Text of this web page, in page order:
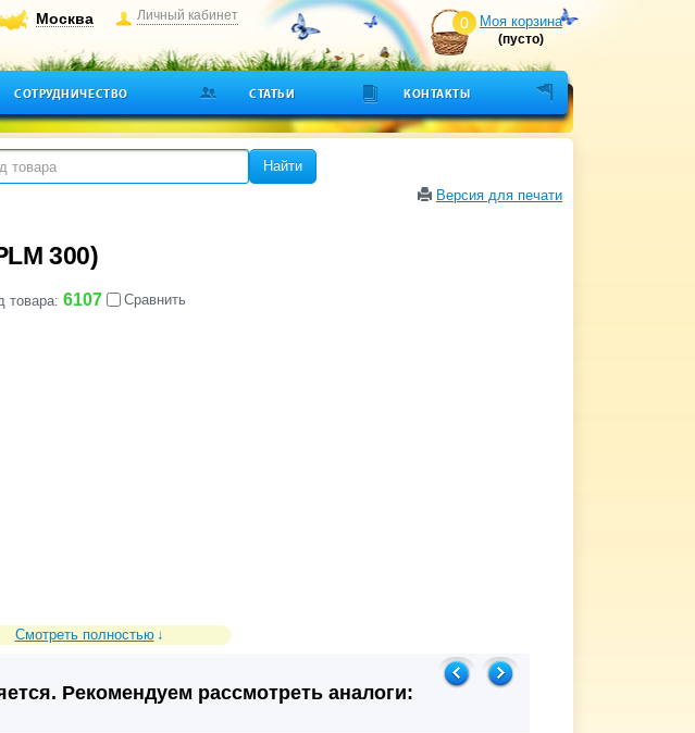
Москва Личный кабинет 0 Моя корзина
(пусто)
СОТРУДНИЧЕСТВО СТАТЬИ КОНТАКТЫ
Найти
Версия для печати
300)
товара: 6107 Сравнить
Смотреть полностью
Рекомендуем рассмотреть аналоги: